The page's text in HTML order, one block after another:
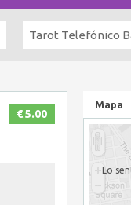
Tarot Telefónico
€ 5.00
Mapa
Lo